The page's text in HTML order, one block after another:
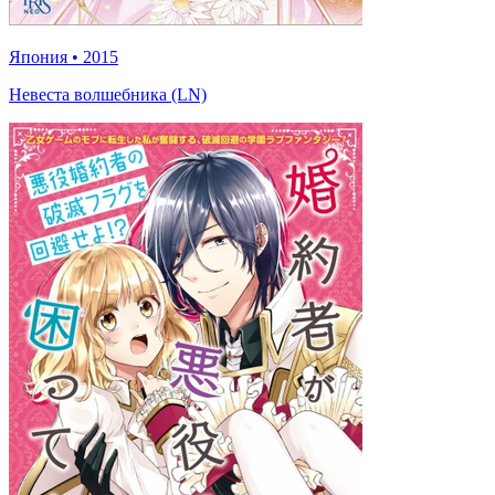
Япония • 2015
Невеста волшебника (LN)